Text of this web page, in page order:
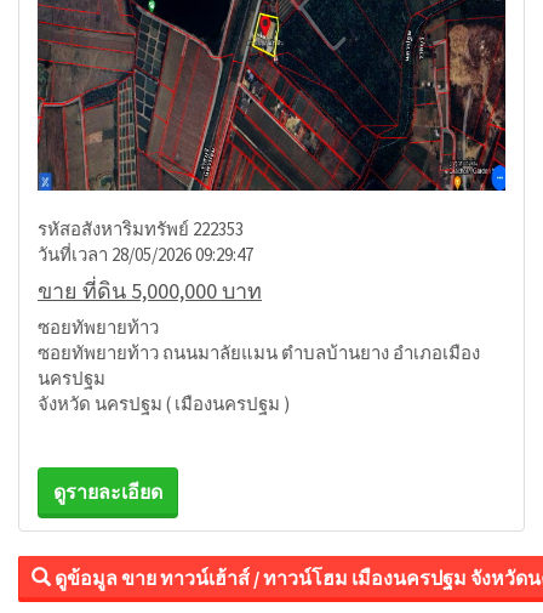
รหัสอสังหาริมทรัพย์ 222353
วันที่เวลา 28/05/2026 09:29:47
ขาย ที่ดิน 5,000,000 บาท
ซอยทัพยายท้าว
ซอยทัพยายท้าว ถนนมาลัยแมน ตำบลบ้านยาง อำเภอเมือง
นครปฐม
จังหวัด นครปฐม ( เมืองนครปฐม )
ดูรายละเอียด
ดูข้อมูล ขาย ทาวน์เฮ้าส์ / ทาวน์โฮม เมืองนครปฐม จังหวัด